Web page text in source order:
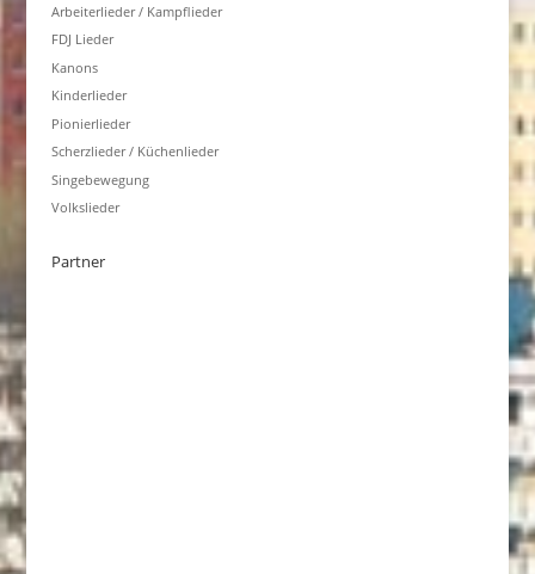
Arbeiterlieder / Kampflieder
FDJ Lieder
Kanons
Kinderlieder
Pionierlieder
Scherzlieder / Küchenlieder
Singebewegung
Volkslieder
Partner